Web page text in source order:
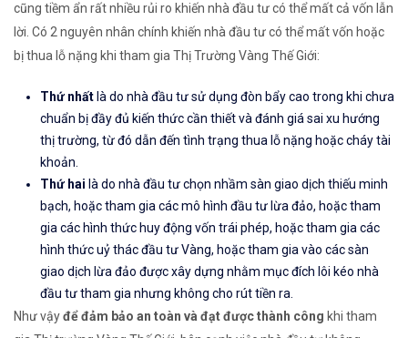
cũng tiềm ẩn rất nhiều rủi ro khiến nhà đầu tư có thể mất cả vốn lẫn
lời. Có 2 nguyên nhân chính khiến nhà đầu tư có thể mất vốn hoặc
bị thua lỗ nặng khi tham gia Thị Trường Vàng Thế Giới:
Thứ nhất là do nhà đầu tư sử dụng đòn bẩy cao trong khi chưa
chuẩn bị đầy đủ kiến thức cần thiết và đánh giá sai xu hướng
thị trường, từ đó dẫn đến tình trạng thua lỗ nặng hoặc cháy tài
khoản.
Thứ hai là do nhà đầu tư chọn nhầm sàn giao dịch thiếu minh
bạch, hoặc tham gia các mô hình đầu tư lừa đảo, hoặc tham
gia các hình thức huy động vốn trái phép, hoặc tham gia các
hình thức uỷ thác đầu tư Vàng, hoặc tham gia vào các sàn
giao dịch lừa đảo được xây dựng nhằm mục đích lôi kéo nhà
đầu tư tham gia nhưng không cho rút tiền ra.
Như vậyđể đảm bảo an toàn và đạt được thành công khi tham